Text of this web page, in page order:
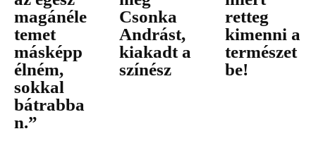
magánéle
temet
másképp
élném,
sokkal
bátrabba
n.”
Csonka
Andrást,
kiakadt a
színész
retteg
kimenni a
természet
be!